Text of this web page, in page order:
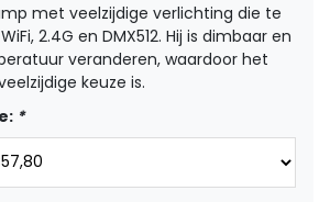
met veelzijdige verlichting die te
2.4G en DMX512. Hij is dimbaar en
veranderen, waardoor het
keuze is.
*